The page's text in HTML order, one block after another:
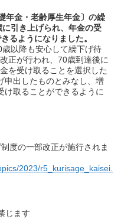
年金・老齢厚生年金〕の繰
引き上げられ、年金の受
るようになりました。
以降も安心して繰下げ待
正が行われ、70歳到達後に
を受け取ることを選択した
申出したものとみなし、増
け取ることができるように
度の一部改正が施行されま
2023/
じます